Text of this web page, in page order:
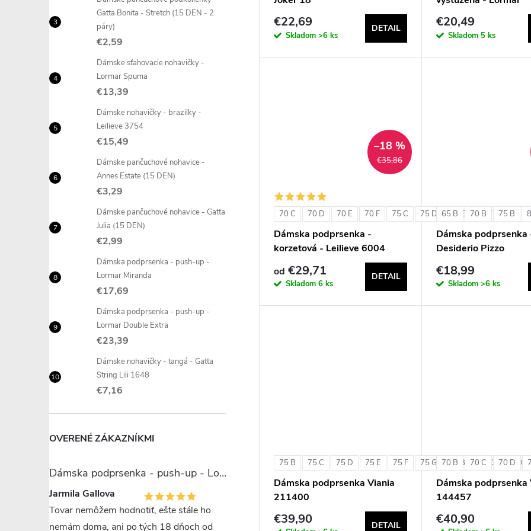
Gatta Bonita - Stretch (15 DEN - 2
páry)
€2,59
Dámske sťahovacie nohavičky -
Lormar Spuma
€13,39
Dámske nohavičky - brazilky -
Leilieve 3754
€15,49
Dámske pančuchové nohavice -
Annes Estate (15 DEN)
€3,29
Dámske pančuchové nohavice - Gatta
Julia (15 DEN)
€2,99
Dámska podprsenka - push-up -
Lormar Miranda
€17,69
Dámska podprsenka - push-up -
Lormar Double Extra
€23,39
Dámske nohavičky - tangá - Gatta
String Lili 1648
€7,16
OVERENÉ ZÁKAZNÍKMI
Dámska podprsenka - push-up - Lormar Miranda
Jarmila Gallova
Tovar nemôžem hodnotiť, ešte stále ho
nemám doma, ani po tých 18 dňoch od
€22,69
Skladom >6 ks
DETAIL
ExtraOrdinary
€20,49
Skladom 5 ks
€35,86
–18 %
70 C 70 D 70 E 70 F 75 C 75 D 75 E 75 F 80 C
Dámska podprsenka -
korzetová - Leilieve 6004
od €29,71
Skladom 6 ks
DETAIL
65 B 70 B 75 B
Dámska podprsenka
Desiderio Pizzo
€18,99
Skladom>6 ks
75 B 75 C 75 D 75 E 75 F 75 G 80 B 80 C 80 D
Dámska podprsenka Viania
211400
€39,90 DETAIL
70 B 70 C 70 D
Dámska podprsenka
144457
€40,90